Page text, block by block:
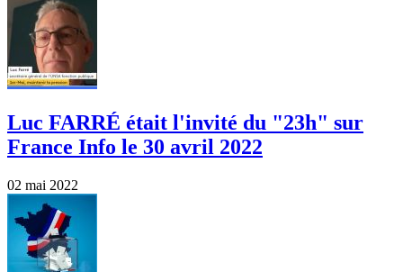
Luc FARRÉ était l'invité du "23h" sur
France Info le 30 avril 2022
02 mai 2022